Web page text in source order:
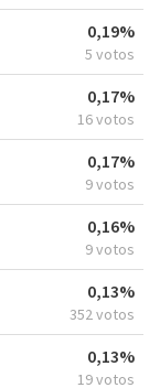
0,19%
5 votos
0,17%
16 votos
0,17%
9 votos
0,16%
9 votos
0,13%
352 votos
0,13%
19 votos